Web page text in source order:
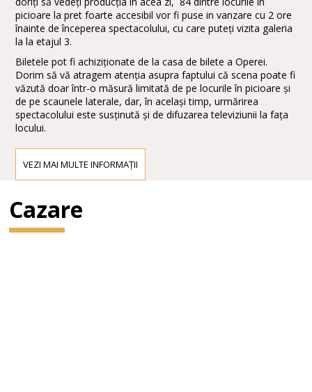
picioare la pret foarte accesibil vor fi puse in vanzare cu 2 ore
înainte de începerea spectacolului, cu care puteți vizita galeria
la la etajul 3.
Biletele pot fi achiziționate de la casa de bilete a Operei.
Dorim să vă atragem atenția asupra faptului că scena poate fi
văzută doar într-o măsură limitată de pe locurile în picioare și
de pe scaunele laterale, dar, în același timp, urmărirea
spectacolului este susținută și de difuzarea televiziunii la fața
locului.
VEZI MAI MULTE INFORMAȚII
Cazare